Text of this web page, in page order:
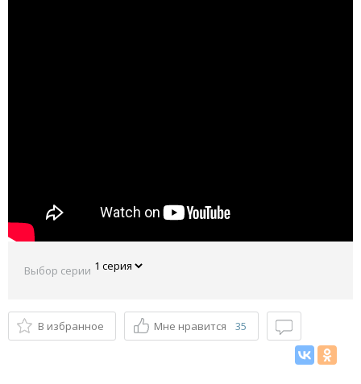
Выбор серии
В избранное Мне нравится 35